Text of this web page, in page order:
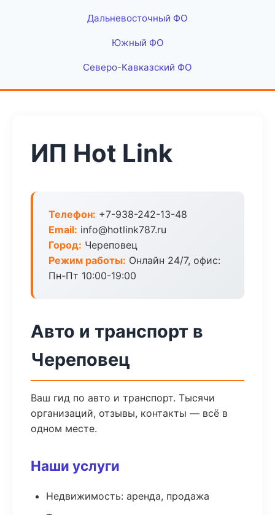
Дальневосточный ФО
Южный ФО
Северо-Кавказский ФО
ИП Hot Link
Телефон: +7-938-242-13-48
Email: info@hotlink787.ru
Город: Череповец
Режим работы: Онлайн 24/7, офис:
Пн-Пт 10:00-19:00
Авто и транспорт в
Череповец
Ваш гид по авто и транспорт. Тысячи
организаций, отзывы, контакты — всё в
одном месте.
Наши услуги
Недвижимость: аренда, продажа